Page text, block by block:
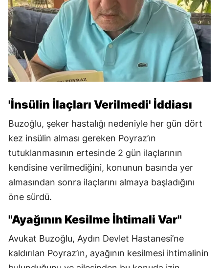
'İnsülin İlaçları Verilmedi' İddiası
Buzoğlu, şeker hastalığı nedeniyle her gün dört
kez insülin alması gereken Poyraz’ın
tutuklanmasının ertesinde 2 gün ilaçlarının
kendisine verilmediğini, konunun basında yer
almasından sonra ilaçlarını almaya başladığını
öne sürdü.
"Ayağının Kesilme İhtimali Var"
Avukat Buzoğlu, Aydın Devlet Hastanesi’ne
kaldırılan Poyraz’ın, ayağının kesilmesi ihtimalinin